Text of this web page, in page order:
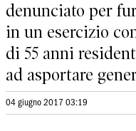
denunciato per
in un esercizio
di 55 anni
ad asportare
04 giugno 2017 03:19